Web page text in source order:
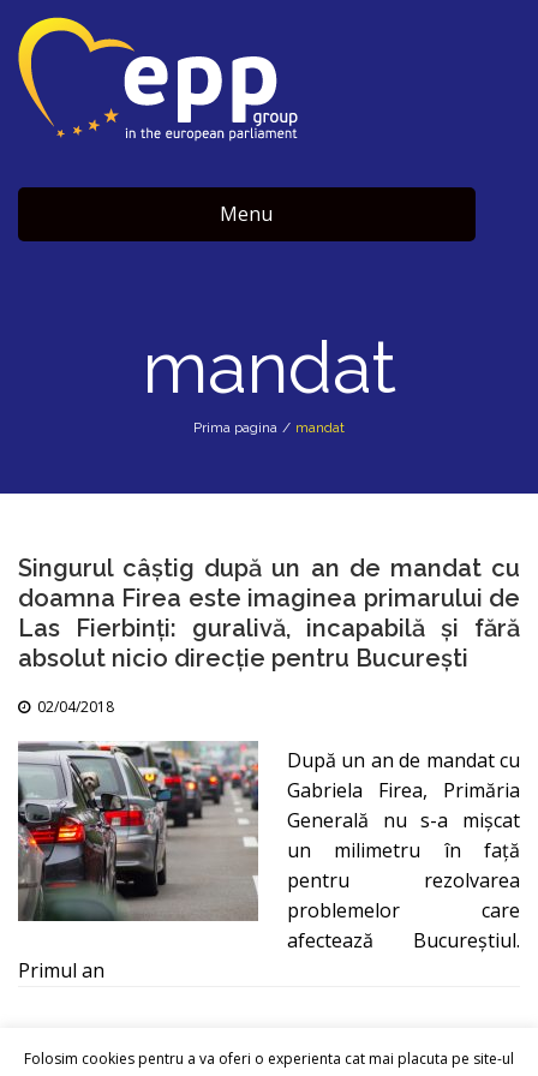
Menu
mandat
Prima pagina / mandat
Singurul câștig după un an de mandat cu
doamna Firea este imaginea primarului de
Las Fierbinți: guralivă, incapabilă și fără
absolut nicio direcție pentru București
02/04/2018
După un an de mandat cu
Gabriela Firea, Primăria
Generală nu s-a mişcat
un milimetru în faţă
pentru rezolvarea
problemelor care
afectează Bucureştiul.
Primul an
Folosim cookies pentru a va oferi o experienta cat mai placuta pe site-ul